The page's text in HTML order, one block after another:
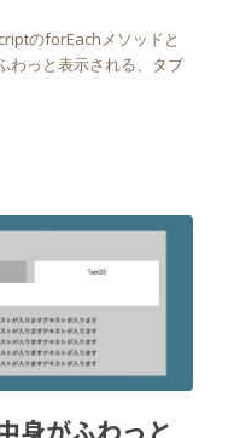
のforEachメソッドと
わっと表示される、タブ
がふわっと